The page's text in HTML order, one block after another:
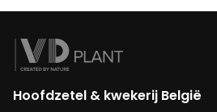
Hoofdzetel & kwekerij België